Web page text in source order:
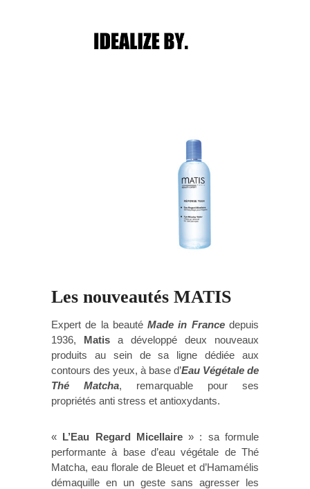
Les nouveautés MATIS
Expert de la beautéMade in Francedepuis
1936, Matis a développé deux nouveaux
produits au sein de sa ligne dédiée aux
contours des yeux, à base d’Eau Végétale de
Thé Matcha, remarquable pour ses
propriétés anti stress et antioxydants.
« L’Eau Regard Micellaire» : sa formule
performante à base d’eau végétale de Thé
Matcha, eau florale de Bleuet et d’Hamamélis
démaquille en un geste sans agresser les